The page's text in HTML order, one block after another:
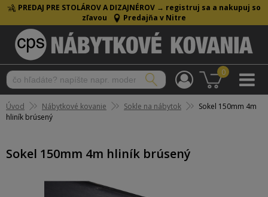
PREDAJ PRE STOLÁROV A DIZAJNÉROV → registruj sa a nakupuj so
zľavou
Predajňa v Nitre
0
Úvod Nábytkové kovanie Sokle na nábytok
Sokel 150mm 4m
hliník brúsený
Sokel 150mm 4m hliník brúsený